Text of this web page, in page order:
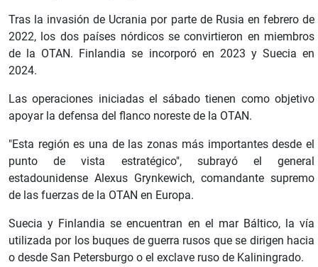
Tras la invasión de Ucrania por parte de Rusia en febrero de
2022, los dos países nórdicos se convirtieron en miembros
de la OTAN. Finlandia se incorporó en 2023 y Suecia en
2024.
Las operaciones iniciadas el sábado tienen como objetivo
apoyar la defensa del flanco noreste de la OTAN.
"Esta región es una de las zonas más importantes desde el
punto de vista estratégico", subrayó el general
estadounidense Alexus Grynkewich, comandante supremo
de las fuerzas de la OTAN en Europa.
Suecia y Finlandia se encuentran en el mar Báltico, la vía
utilizada por los buques de guerra rusos que se dirigen hacia
o desde San Petersburgo o el exclave ruso de Kaliningrado.